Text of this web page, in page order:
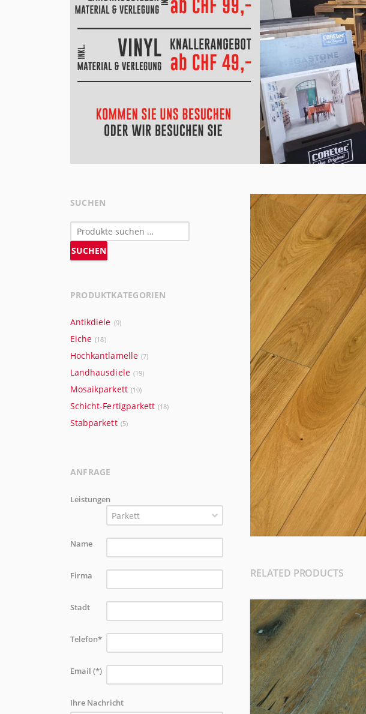
RELATED PRODUCTS
SUCHEN
Suchen
nach:
SUCHEN
PRODUKTKATEGORIEN
Antikdiele (9)
Eiche (18)
Hochkantlamelle (7)
Landhausdiele (19)
Mosaikparkett (10)
Schicht-Fertigparkett (18)
Stabparkett (5)
ANFRAGE
Leistungen
Parkett
Name
Firma
Stadt
Telefon*
Email (*)
Ihre Nachricht